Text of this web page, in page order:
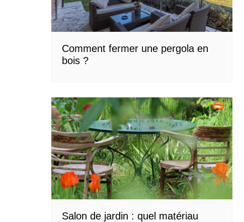
Comment fermer une pergola en
bois ?
Salon de jardin : quel matériau